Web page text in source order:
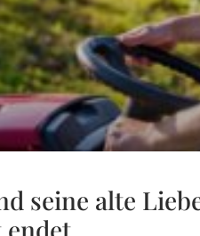
seine alte
endet